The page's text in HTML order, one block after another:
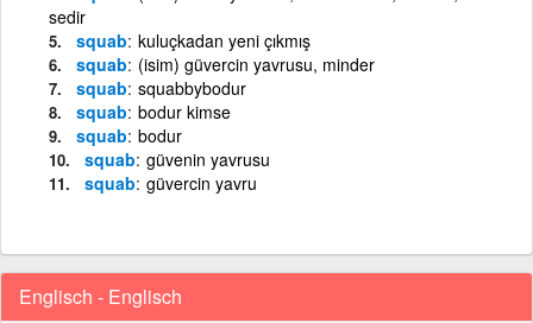
sedir
squab kuluçkadan yeni çıkmış
squab (isim) güvercin yavrusu, minder
squab squabbybodur
squab bodur kimse
squab bodur
squab güvenin yavrusu
squab güvercin yavru
Englisch - Englisch